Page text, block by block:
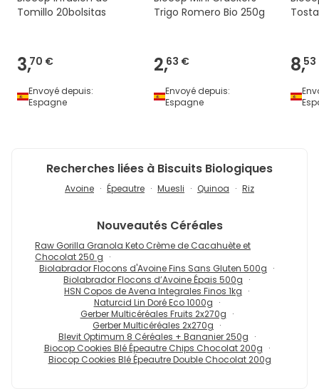
Tomillo 20bolsitas
3,70 €
Envoyé depuis:
Espagne
Trigo Romero Bio 250g
2,63 €
Envoyé depuis:
Espagne
8,
Recherches liées à Biscuits Biologiques
Avoine Épeautre Muesli Quinoa Riz
Nouveautés Céréales
Raw Gorilla Granola Keto Crème de Cacahuète et
Chocolat 250 g
Biolabrador Flocons d'Avoine Fins Sans Gluten 500g
Biolabrador Flocons d’Avoine Épais 500g
HSN Copos de Avena Integrales Finos 1kg
Naturcid Lin Doré Eco 1000g
Gerber Multicéréales Fruits 2x270g
Gerber Multicéréales 2x270g
Blevit Optimum 8 Céréales + Bananier 250g
Biocop Cookies Blé Épeautre Chips Chocolat 200g
Biocop Cookies Blé Épeautre Double Chocolat 200g